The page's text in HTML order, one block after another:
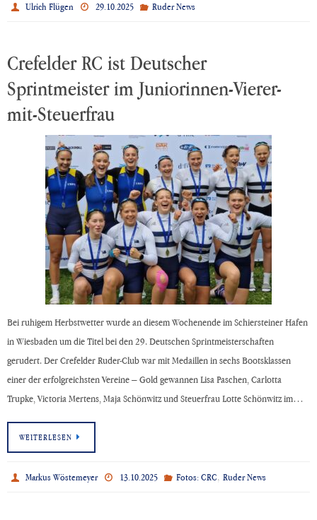
Ulrich Flügen 29.10.2025 Ruder News
Crefelder RC ist Deutscher
Sprintmeister im Juniorinnen-Vierer-
mit-Steuerfrau
Bei ruhigem Herbstwetter wurde an diesem Wochenende im Schiersteiner Hafen
in Wiesbaden um die Titel bei den 29. Deutschen Sprintmeisterschaften
gerudert. Der Crefelder Ruder-Club war mit Medaillen in sechs Bootsklassen
einer der erfolgreichsten Vereine – Gold gewannen Lisa Paschen, Carlotta
Trupke, Victoria Mertens, Maja Schönwitz und Steuerfrau Lotte Schönwitz im…
WEITERLESEN
Markus Wöstemeyer 13.10.2025 Fotos: CRC, Ruder News